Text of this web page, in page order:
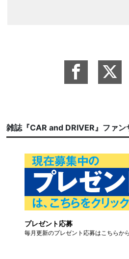
雑誌『CAR and DRIVER』ファン
プレゼント応募
毎月更新のプレゼント応募はこちらから